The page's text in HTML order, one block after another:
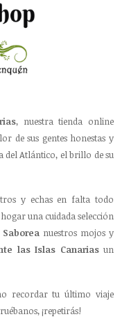
, nuestra tienda online
de sus gentes honestas y
del Atlántico, el brillo de su
y echas en falta todo
una cuidada selección
Saborea nuestros mojos y
las Islas Canariasun
recordar tu último viaje
¡repetirás!